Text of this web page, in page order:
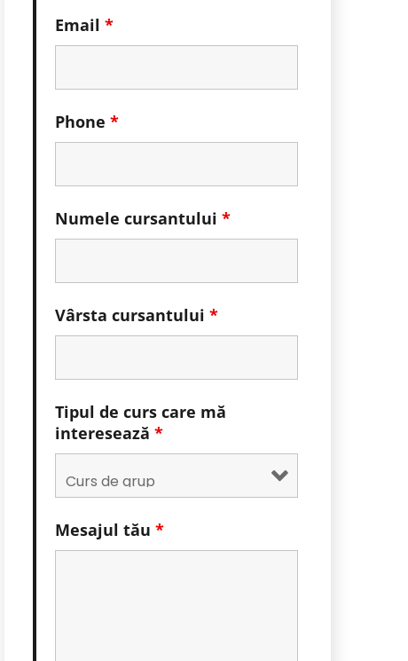
Email *
Phone *
Numele cursantului *
Vârsta cursantului *
Tipul de curs care mă
interesează *
Mesajul tău *